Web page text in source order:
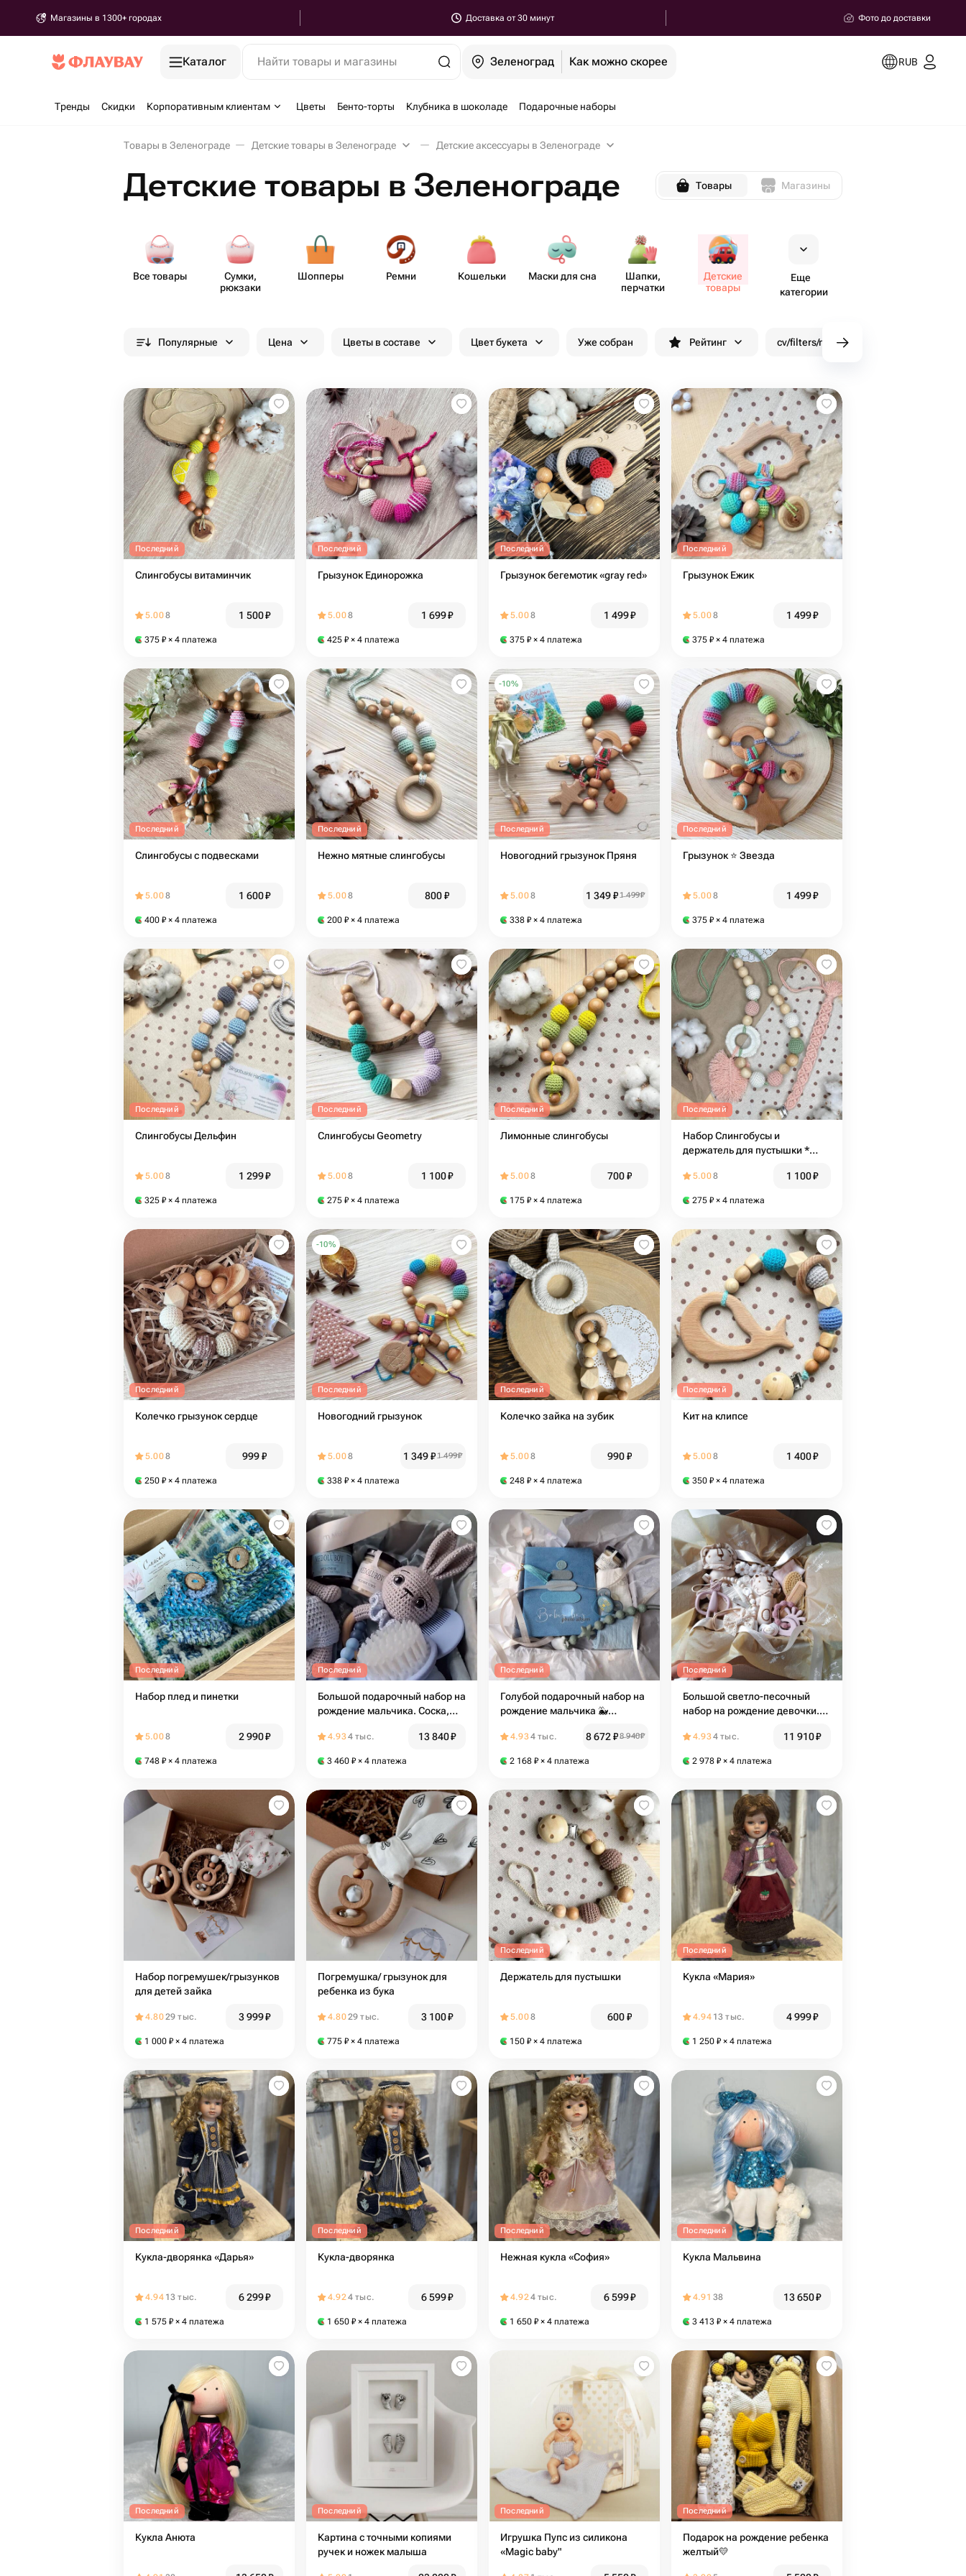
Магазины в 1300+ городах Доставка от 30 минут Фото до доставки
Каталог Найти товары и магазины Зеленоград Как можно скорее RUB
Тренды Скидки Корпоративным клиентам Цветы Бенто-торты Клубника в шоколаде Подарочные наборы
Товары в Зеленограде Детские товары в Зеленограде Детские аксессуары в Зеленограде
Детские товары в Зеленограде Товары Магазины
Все товары
Сумки,
рюкзаки
Шопперы Ремни Кошельки Маски для сна
Шапки,
перчатки
Детские
товары
Еще
категории
Популярные Цена Цветы в составе Цвет букета Уже собран Рейтинг cv/filters/name_fast_delivery
Последний
Слингобусы витаминчик
5.008 1 500₽
375 ₽ × 4 платежа
Последний
Грызунок Единорожка
5.008 1 699₽
425 ₽ × 4 платежа
Последний
Грызунок бегемотик «gray red»
5.008 1 499₽
375 ₽ × 4 платежа
Последний
Грызунок Ежик
5.008 1 499₽
375 ₽ × 4 платежа
Последний
Слингобусы с подвесками
5.008 1 600₽
400 ₽ × 4 платежа
Последний
Нежно мятные слингобусы
5.008 800₽
200 ₽ × 4 платежа
-10%
Последний
Новогодний грызунок Пряня
5.008 1 349₽1 499₽
338 ₽ × 4 платежа
Последний
Грызунок ⭐️ Звезда
5.008 1 499₽
375 ₽ × 4 платежа
Последний
Слингобусы Дельфин
5.008 1 299₽
325 ₽ × 4 платежа
Последний
Слингобусы Geometry
5.008 1 100₽
275 ₽ × 4 платежа
Последний
Лимонные слингобусы
5.008 700₽
175 ₽ × 4 платежа
Последний
Набор Слингобусы и
держатель для пустышки *
5.008 1 100₽
275 ₽ × 4 платежа
Последний
Колечко грызунок сердце
5.008 999₽
250 ₽ × 4 платежа
-10%
Последний
Новогодний грызунок
5.008 1 349₽1 499₽
338 ₽ × 4 платежа
Последний
Колечко зайка на зубик
5.008 990₽
248 ₽ × 4 платежа
Последний
Кит на клипсе
5.008 1 400₽
350 ₽ × 4 платежа
Последний
Набор плед и пинетки
5.008 2 990₽
748 ₽ × 4 платежа
Последний
Большой подарочный набор на
рождение мальчика. Соска,
погремушка, мед и платочек
4.934 тыс. 13 840₽
3 460 ₽ × 4 платежа
Последний
Голубой подарочный набор на
рождение мальчика 🐳
4.934 тыс. 8 672₽8 940₽
2 168 ₽ × 4 платежа
Последний
Большой светло-песочный
набор на рождение девочки.
ободок и носочки
4.934 тыс. 11 910₽
2 978 ₽ × 4 платежа
Набор погремушек/грызунков
для детей зайка
4.8029 тыс. 3 999₽
1 000 ₽ × 4 платежа
Погремушка/ грызунок для
ребенка из бука
4.8029 тыс. 3 100₽
775 ₽ × 4 платежа
Последний
Держатель для пустышки
5.008 600₽
150 ₽ × 4 платежа
Последний
Кукла «Мария»
4.94 13 тыс. 4 999₽
1 250 ₽ × 4 платежа
Последний
Кукла-дворянка «Дарья»
4.94 13 тыс. 6 299₽
1 575 ₽ × 4 платежа
Последний
Кукла-дворянка
4.924 тыс. 6 599₽
1 650 ₽ × 4 платежа
Последний
Нежная кукла «София»
4.924 тыс. 6 599₽
1 650 ₽ × 4 платежа
Последний
Кукла Мальвина
4.91 38 13 650₽
3 413 ₽ × 4 платежа
Последний
Кукла Анюта
Последний
Картина с точными копиями
ручек и ножек малыша
Последний
Игрушка Пупс из силикона
«Magic baby"
Последний
Подарок на рождение ребенка
желтый💛